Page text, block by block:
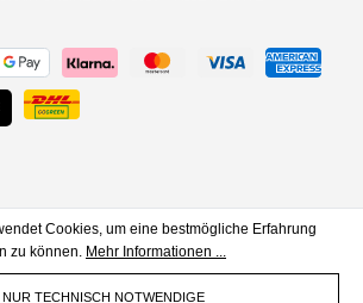
Cookies, um eine bestmögliche Erfahrung
zu können. Mehr Informationen ...
NUR TECHNISCH NOTWENDIGE